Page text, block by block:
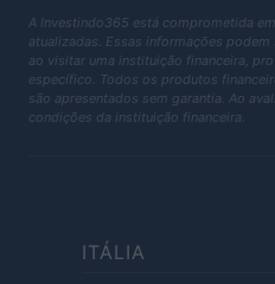
A Investindo365 está comprometida
atualizadas. Essas informações
ao visitar uma instituição financeira,
específico. Todos os produtos
são apresentados sem garantia. Ao
condições da instituição financeira.
ITÁLIA